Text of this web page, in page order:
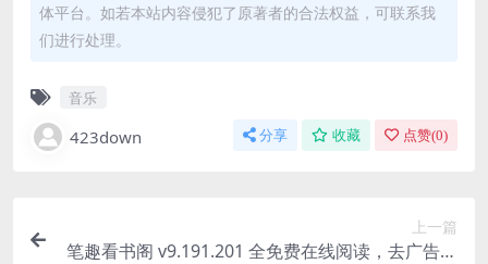
体平台。如若本站内容侵犯了原著者的合法权益，可联系我
们进行处理。
音乐
423down 分享 收藏 点赞(0)
上一篇
笔趣看书阁 v9.191.201 全免费在线阅读，去广告纯